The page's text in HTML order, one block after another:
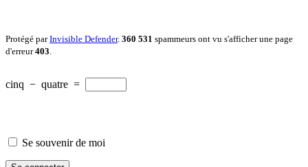
Protégé parInvisible Defender. 360 531 spammeurs ont vu s'afficher une page
d'erreur403
cinq − quatre =
Se souvenir de moi